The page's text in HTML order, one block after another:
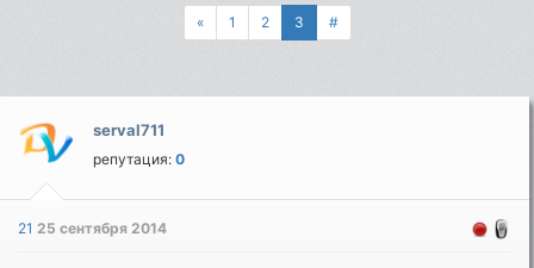
« 1 2 3 #
serval711
репутация:0
2125 сентября 2014